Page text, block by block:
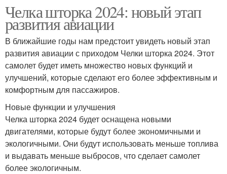
Челка шторка 2024: новый этап
развития авиации
В ближайшие годы нам предстоит увидеть новый этап
развития авиации с приходом Челки шторка 2024. Этот
самолет будет иметь множество новых функций и
улучшений, которые сделают его более эффективным и
комфортным для пассажиров.
Новые функции и улучшения
Челка шторка 2024 будет оснащена новыми
двигателями, которые будут более экономичными и
экологичными. Они будут использовать меньше топлива
и выдавать меньше выбросов, что сделает самолет
более экологичным.